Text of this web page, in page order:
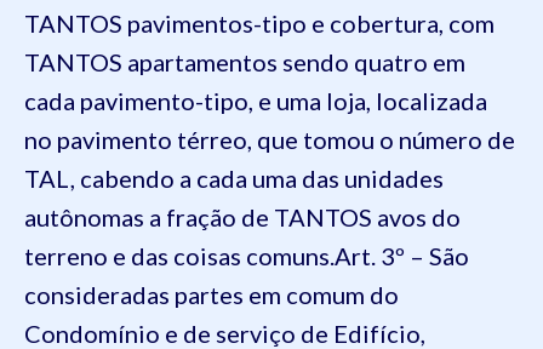
TANTOS pavimentos-tipo e cobertura, com
TANTOS apartamentos sendo quatro em
cada pavimento-tipo, e uma loja, localizada
no pavimento térreo, que tomou o número de
TAL, cabendo a cada uma das unidades
autônomas a fração de TANTOS avos do
terreno e das coisas comuns.Art. 3º – São
consideradas partes em comum do
Condomínio e de serviço de Edifício,